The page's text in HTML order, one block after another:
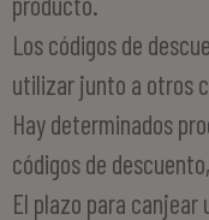
Los códigos de
utilizar junto a otros
Hay determinados
códigos de
El plazo para canjear